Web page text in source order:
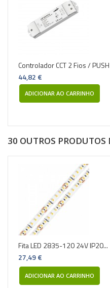
Controlador CCT 2 Fios / PUSH
44,82 €
ADICIONAR AO CARRINHO
30 OUTROS
Fita LED 2835-120 24V IP20...
27,49 €
ADICIONAR AO CARRINHO